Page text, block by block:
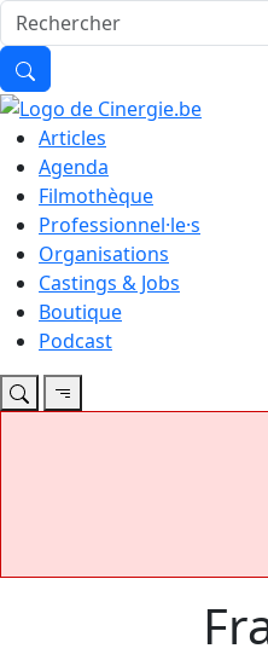
Articles
Agenda
Filmothèque
Professionnel·le·s
Organisations
Castings & Jobs
Boutique
Podcast